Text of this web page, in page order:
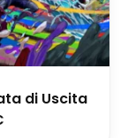
di Uscita